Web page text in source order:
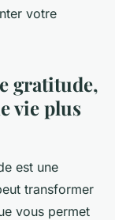
votre
gratitude,
vie plus
est une
transformer
vous permet